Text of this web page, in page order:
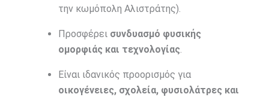
την κωμόπολη Αλιστράτης).
Προσφέρει συνδυασμό φυσικής
ομορφιάς και τεχνολογίας.
Είναι ιδανικός προορισμός για
οικογένειες, σχολεία, φυσιολάτρες και